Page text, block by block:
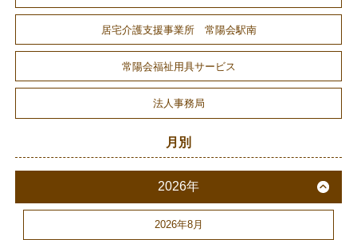
居宅介護支援事業所 常陽会駅南
常陽会福祉用具サービス
法人事務局
月別
2026年
2026年8月